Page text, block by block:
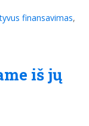
finansavimas,
iš jų